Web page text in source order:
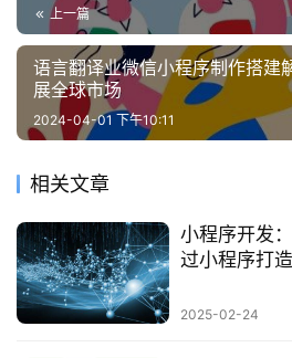
上一篇
语言翻译业微信小程序制作搭建
展全球市场
2024-04-01 下午10:11
相关文章
小程序开发
过小程序打
2025-02-24